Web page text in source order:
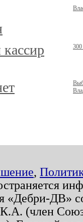
300
,
«Дебри-ДВ»
(член